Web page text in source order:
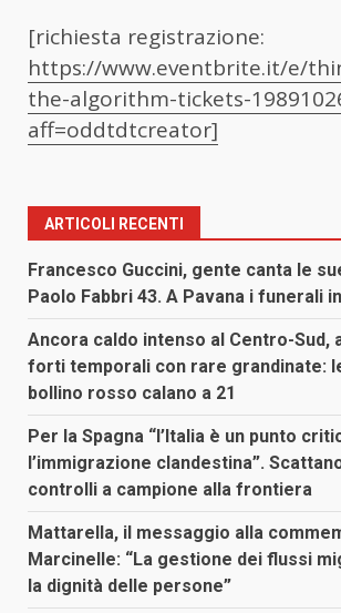
[richiesta registrazione:
https://www.eventbrite.it/e/
the-algorithm-tickets-
aff=oddtdtcreator]
ARTICOLI RECENTI
Francesco Guccini, gente canta le
Paolo Fabbri 43. A Pavana i funerali
Ancora caldo intenso al Centro-Sud,
forti temporali con rare grandinate:
bollino rosso calano a 21
Per la Spagna “l’Italia è un punto
l’immigrazione clandestina”.
controlli a campione alla frontiera
Mattarella, il messaggio alla
Marcinelle: “La gestione dei flussi
la dignità delle persone”